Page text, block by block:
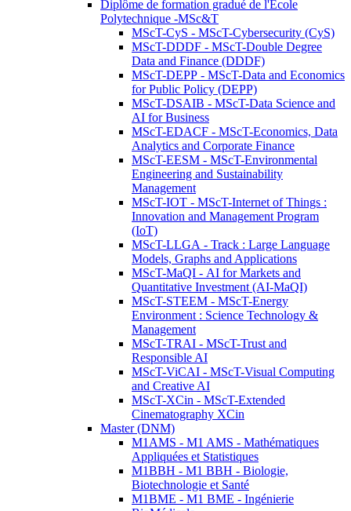
Diplôme de formation gradué de l'Ecole
Polytechnique -MSc&T
MScT-CyS - MScT-Cybersecurity (CyS)
MScT-DDDF - MScT-Double Degree
Data and Finance (DDDF)
MScT-DEPP - MScT-Data and Economics
for Public Policy (DEPP)
MScT-DSAIB - MScT-Data Science and
AI for Business
MScT-EDACF - MScT-Economics, Data
Analytics and Corporate Finance
MScT-EESM - MScT-Environmental
Engineering and Sustainability
Management
MScT-IOT - MScT-Internet of Things :
Innovation and Management Program
(IoT)
MScT-LLGA - Track : Large Language
Models, Graphs and Applications
MScT-MaQI - AI for Markets and
Quantitative Investment (AI-MaQI)
MScT-STEEM - MScT-Energy
Environment : Science Technology &
Management
MScT-TRAI - MScT-Trust and
Responsible AI
MScT-ViCAI - MScT-Visual Computing
and Creative AI
MScT-XCin - MScT-Extended
Cinematography XCin
Master (DNM)
M1AMS - M1 AMS - Mathématiques
Appliquées et Statistiques
M1BBH - M1 BBH - Biologie,
Biotechnologie et Santé
M1BME - M1 BME - Ingénierie